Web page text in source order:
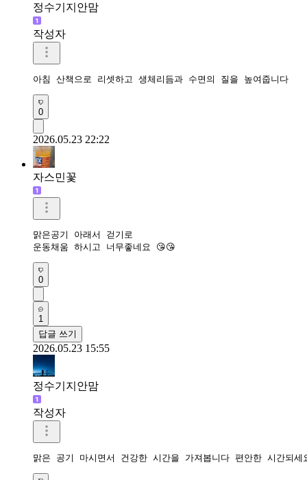
정수기지안맘
작성자
아침 산책으로 리셋하고 생체리듬과 수면의 질을 높여줍니다
0
2026.05.23 22:22
자스민꽃
맑은공기 아래서 걷기로
운동채움 하시고 너무좋네요 😘😘
0
1
답글 쓰기
2026.05.23 15:55
정수기지안맘
작성자
맑은 공기 마시면서 건강한 시간을 가져봅니다 편안한 시간되